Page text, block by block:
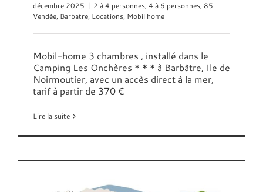
décembre 2025 | 2 à 4 personnes, 4 à 6 personnes, 85
Vendée, Barbatre, Locations, Mobil home
Mobil-home 3 chambres , installé dans le
Camping Les Onchères * * * à Barbâtre, Ile de
Noirmoutier, avec un accès direct à la mer,
tarif à partir de 370 €
Lire la suite